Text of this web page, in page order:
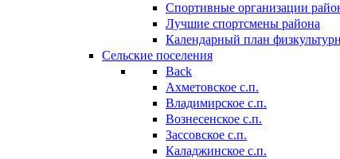
Спортивные организации
Лучшие спортсмены района
Календарный план
Сельские поселения
Back
Ахметовское с.п.
Владимирское с.п.
Вознесенское с.п.
Зассовское с.п.
Каладжинское с.п.